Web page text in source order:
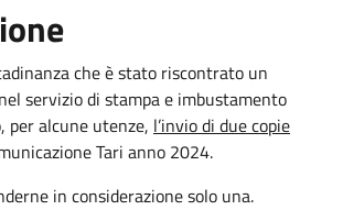
che è stato riscontrato un
servizio di stampa e imbustamento
per alcune utenze, l’invio di due copie
Tari anno 2024.
in considerazione solo una.